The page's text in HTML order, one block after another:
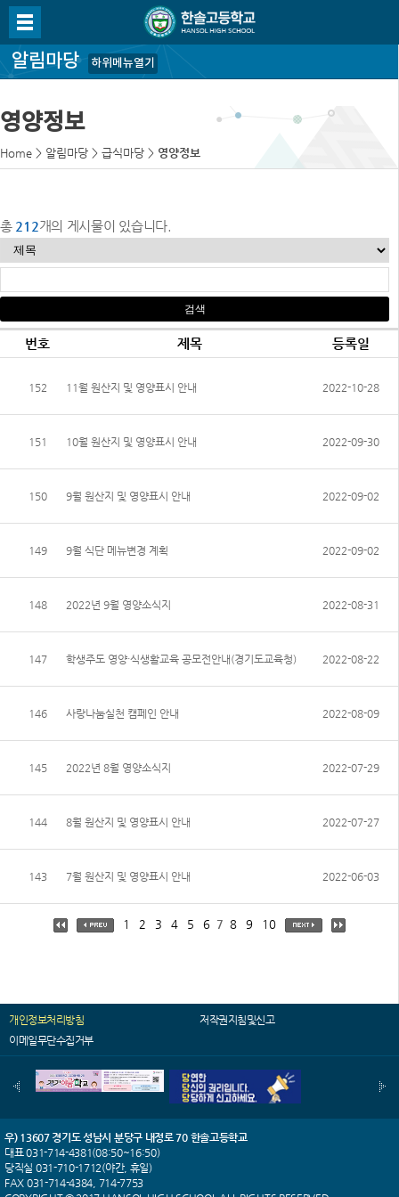
알림마당 하위메뉴열기
영양정보
Home > 알림마당 > 급식마당 > 영양정보
총 212개의 게시물이 있습니다.
번호 제목 등록일
152 11월 원산지 및 영양표시 안내 2022-10-28
151 10월 원산지 및 영양표시 안내 2022-09-30
150 9월 원산지 및 영양표시 안내 2022-09-02
149 9월 식단 메뉴변경 계획 2022-09-02
148 2022년 9월 영양소식지 2022-08-31
147 학생주도 영양·식생활교육 공모전안내(경기도교육청) 2022-08-22
146 사랑나눔실천 캠페인 안내 2022-08-09
145 2022년 8월 영양소식지 2022-07-29
144 8월 원산지 및 영양표시 안내 2022-07-27
143 7월 원산지 및 영양표시 안내 2022-06-03
1 2 3 4 5 6 7 8 9 10
개인정보처리방침
저작권지침및신고
이메일무단수집거부
우) 13607 경기도 성남시 분당구 내정로 70 한솔고등학교
대표 031-714-4381(08:50~16:50)
당직실 031-710-1712(야간, 휴일)
FAX 031-714-4384, 714-7753